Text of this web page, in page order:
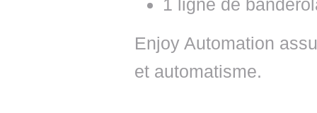
1 ligne de
Enjoy Automation
et automatisme.